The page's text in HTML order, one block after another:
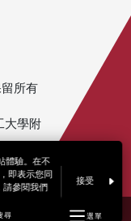
體驗。在不
即表示您同
請參閱我們
接受
尋 選單
所有
大學附